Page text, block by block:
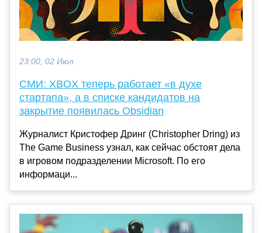
23:00, 02 Июл
СМИ: XBOX теперь работает «в духе
стартапа», а в списке кандидатов на
закрытие появилась Obsidian
Журналист Кристофер Дринг (Christopher Dring) из
The Game Business узнал, как сейчас обстоят дела
в игровом подразделении Microsoft. По его
информаци...